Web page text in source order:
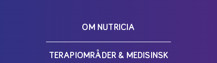
OM NUTRICIA
TERAPIOMRÅDER & MEDISINSK